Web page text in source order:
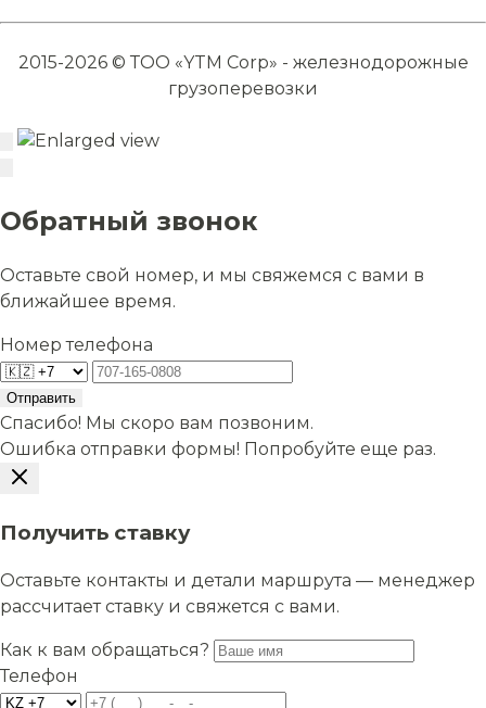
2015-2026 © ТОО «YTM Corp» - железнодорожные
грузоперевозки
Обратный звонок
Оставьте свой номер, и мы свяжемся с вами в
ближайшее время.
Номер телефона
Отправить
Спасибо! Мы скоро вам позвоним.
Ошибка отправки формы! Попробуйте еще раз.
Получить ставку
Оставьте контакты и детали маршрута — менеджер
рассчитает ставку и свяжется с вами.
Как к вам обращаться?
Телефон